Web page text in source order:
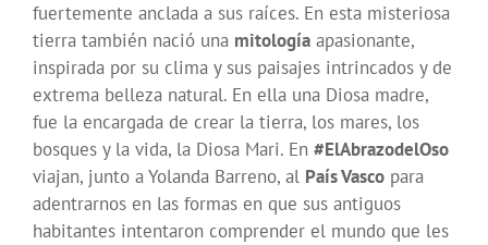
fuertemente anclada a sus raíces. En esta misteriosa
tierra también nació una mitología apasionante,
inspirada por su clima y sus paisajes intrincados y de
extrema belleza natural. En ella una Diosa madre,
fue la encargada de crear la tierra, los mares, los
bosques y la vida, la Diosa Mari. En #ElAbrazodelOso
viajan, junto a Yolanda Barreno, al País Vasco para
adentrarnos en las formas en que sus antiguos
habitantes intentaron comprender el mundo que les